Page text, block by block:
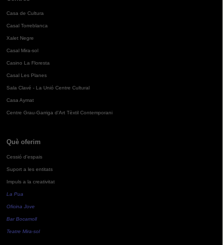
Casa de Cultura
Casal Torreblanca
Xalet Negre
Casal Mira-sol
Casino La Floresta
Casal Les Planes
Sala Clavé - La Unió Centre Cultural
Casa Aymat
Centre Grau-Garriga d'Art Tèxtil Contemporani
Què oferim
Cessió d'espais
Suport a les entitats
Impuls a la creativitat
La Pua
Oficina Jove
Bar Bocamoll
Teatre Mira-sol